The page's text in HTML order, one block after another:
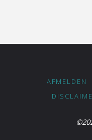
AFMELDEN